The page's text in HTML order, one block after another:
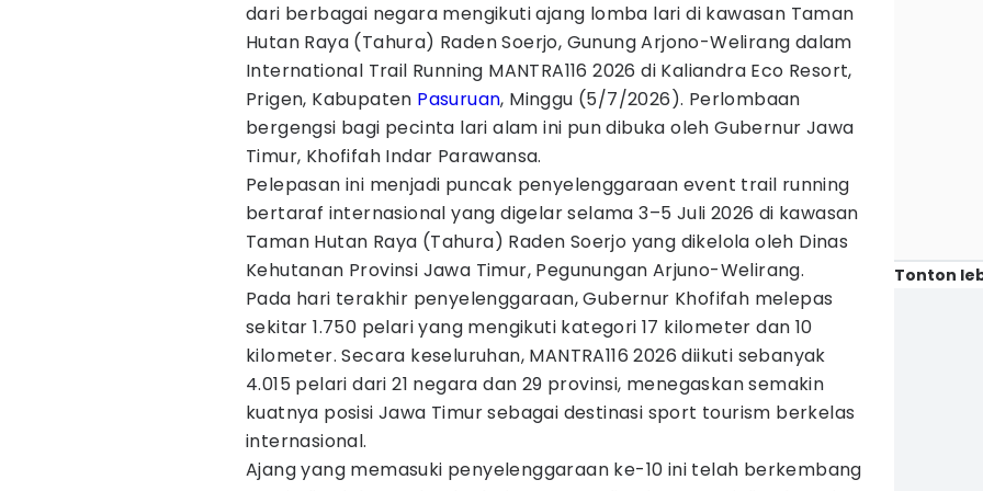
dari berbagai negara mengikuti ajang lomba lari di kawasan Taman
Hutan Raya (Tahura) Raden Soerjo, Gunung Arjono-Welirang dalam
International Trail Running MANTRA116 2026 di Kaliandra Eco Resort,
Prigen, Kabupaten Pasuruan, Minggu (5/7/2026). Perlombaan
bergengsi bagi pecinta lari alam ini pun dibuka oleh Gubernur Jawa
Timur, Khofifah Indar Parawansa.
Pelepasan ini menjadi puncak penyelenggaraan event trail running
bertaraf internasional yang digelar selama 3–5 Juli 2026 di kawasan
Taman Hutan Raya (Tahura) Raden Soerjo yang dikelola oleh Dinas
Kehutanan Provinsi Jawa Timur, Pegunungan Arjuno-Welirang.
Pada hari terakhir penyelenggaraan, Gubernur Khofifah melepas
sekitar 1.750 pelari yang mengikuti kategori 17 kilometer dan 10
kilometer. Secara keseluruhan, MANTRA116 2026 diikuti sebanyak
4.015 pelari dari 21 negara dan 29 provinsi, menegaskan semakin
kuatnya posisi Jawa Timur sebagai destinasi sport tourism berkelas
internasional.
Ajang yang memasuki penyelenggaraan ke-10 ini telah berkembang
Tonton